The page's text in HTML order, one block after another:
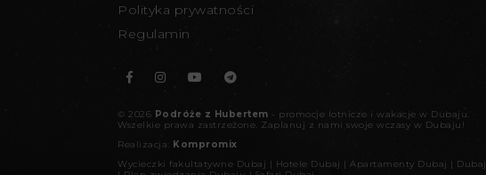
Polityka prywatności
Regulamin
© 2026 Podróże z Hubertem - promocje lotnicze i wakacje w Dubaju
Wszelkie prawa zastrzeżone. Zaplanuj z nami swoje wczasy w Dubaju!
Realizacja: Kompromix
Wycieczki fakultatywne Dubaj | Hotele Dubaj | Apartamenty Dubaj |